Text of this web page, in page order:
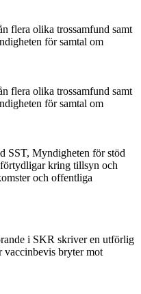
flera olika trossamfund samt
för samtal om
flera olika trossamfund samt
för samtal om
SST, Myndigheten för stöd
kring tillsyn och
och offentliga
i SKR skriver en utförlig
vaccinbevis bryter mot